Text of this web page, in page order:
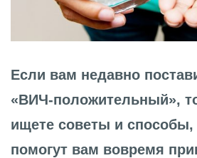
Если вам недавно
«ВИЧ-положительный»,
ищете советы и способы,
помогут вам вовремя